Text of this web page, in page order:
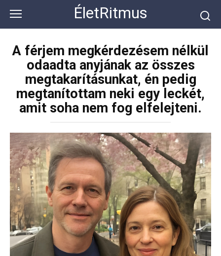
контенту
ÉletRitmus
A férjem megkérdezésem nélkül
odaadta anyjának az összes
megtakarításunkat, én pedig
megtanítottam neki egy leckét,
amit soha nem fog elfelejteni.